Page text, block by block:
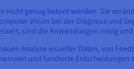
nicht genug betont werden. Sie
Vision bei der Diagnose und
sind die Anwendungen riesig
Analyse visueller Daten, von
und fundierte Entscheidungen